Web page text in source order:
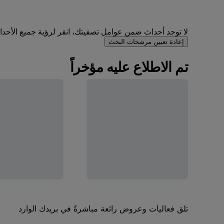
لا توجد أحداث ضمن عوامل تصفيتك، انقر لرؤية جميع
إعادة تعيين مرشحات البحث
تم الاطلاع عليه مؤخراً
تلق فعاليات وعروض رائعة مباشرةً في بريدك الوارد